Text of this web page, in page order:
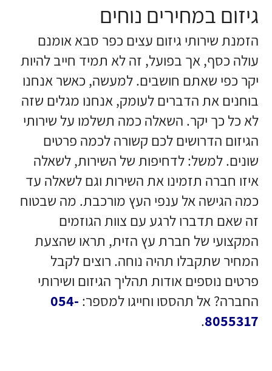
גיזום במחירים נוחים
הזמנת שירותי גיזום עצים כפר סבא אומנם
עולה כסף, אך בפועל, זה לא תמיד חייב להיות
יקר כפי שאתם חושבים. למעשה, כאשר אנחנו
בוחנים את הדברים לעומק, אנחנו מגלים שזה
לא כל כך יקר. השאלה כמה תשלמו על שירותי
הגיזום הדרושים לכם קשורה לכמה פרטים
שונים. למשל: לדחיפות של השירות, לשאלה
איזו חברה תזמינו את השירות וגם לשאלה עד
כמה הגישה אל ענפי העץ מורכבת. מה שבטוח
זה שאם תדברו לרגע עם צוות הגוזמים
המקצועי של חברת עץ הזית, תראו שהצעת
המחיר שתקבלו תהיה נוחה. רוצים לקבל
פרטים נוספים אודות תהליך הגיזום ושירותי
החברה? אל תהססו וחייגו למספר: 054-
8055317
.